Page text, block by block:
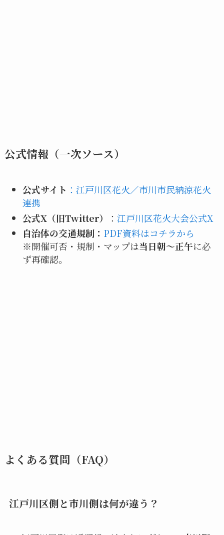
公式情報（一次ソース）
公式サイト ： 江戸川区花火／市川市民納涼花火
連携
公式X（旧Twitter）
： 江戸川区花火大会公式X
自治体の交通規制： PDF資料はコチラから
※開催可否・規制・マップは当日朝〜正午に必
ず再確認。
よくある質問（FAQ）
江戸川区側と市川側は何が違う？